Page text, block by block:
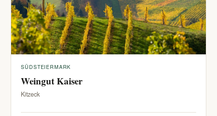
SÜDSTEIERMARK
Weingut Kaiser
Kitzeck